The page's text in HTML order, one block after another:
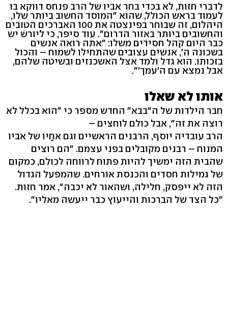
לדברי חזות, לא בכדי בחר אביו של הרב פנחס דווקא בו
לעמוד בראש הכולל, שהוא "המוסד החשוב ביותר שלו,
היהלום, זה שבוחר בפינצטה את 100 האברכים הטובים
והחשובים ביותר באזור הדרום". עוד סיפר, כי ליורש יש
כבר היום קהל חסידים משלו: "אתה רואה אנשים
בשכונה ה', אנשים עצובים שהתחילו לשמוח – והכול
בזכותו. הוא גדל ולמד אצל האשכנזים ובשיטה שלהם,
אבל נמצא עם ה'עמך'".
אותו לא שאלו
חבר הילדות של ה"בבא" החדש מספר כי "הוא בכלל לא
רוצה את זה", אבל כולם לוחצים –
הרב עובדיה יוסף, הרבנים הראשיים וגם אחַיו של אביו
המנוח – רבנים מקובלים בפני עצמם. "הם רוצים
שהבית הזה ימשיך להיות פתוח לרווחה לכולם, כמקום
של גמילות חסדים והכנסת אורחים. שהמפעל הגדול
הזה לא ייפסק, חלילה, ושהאור לא יכבה", אמר חזות.
"כל הצד של הברכות והייעוץ כבר ייעשה מאליו".